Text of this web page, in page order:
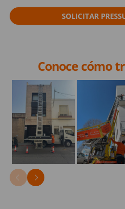
SOLICITAR
Conoce cómo